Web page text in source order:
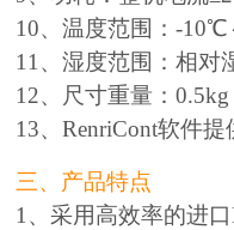
10、温度范围：-
11、湿度范围：相对
12、尺寸重量：
13、RenriCont软件
三、产品特点
1、采用高效率的进